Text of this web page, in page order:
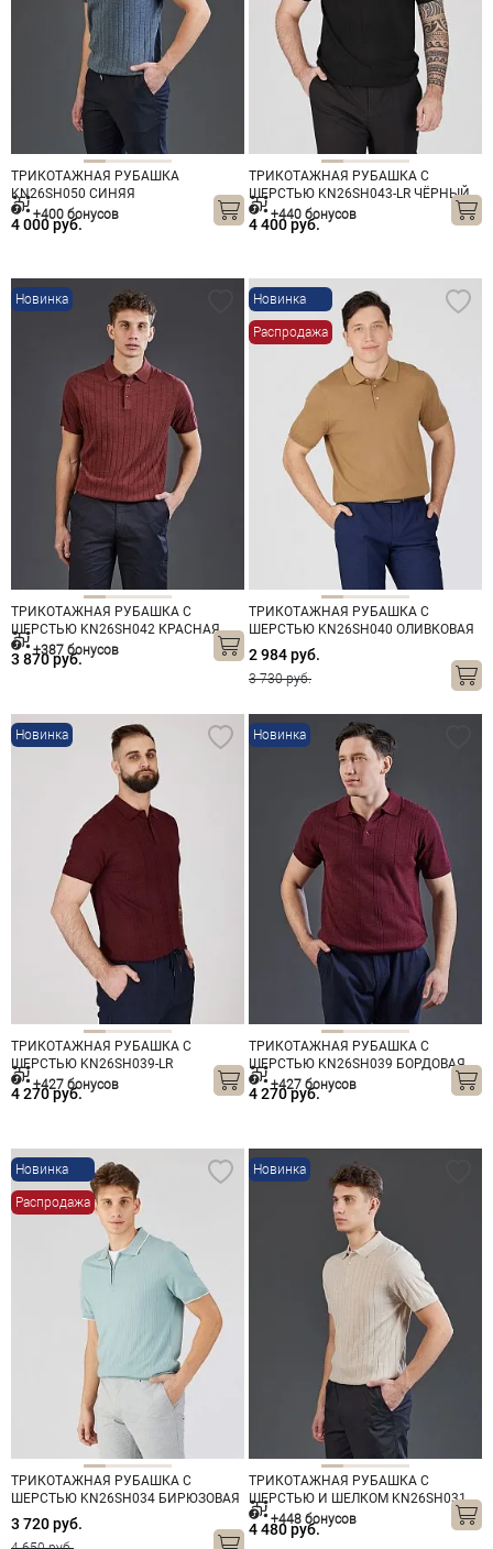
ТРИКОТАЖНАЯ РУБАШКА
KN26SH050 СИНЯЯ
4 000 руб.
+400 бонусов
ТРИКОТАЖНАЯ РУБАШКА С
ШЕРСТЬЮ KN26SH043-LR ЧЁРНЫЙ
4 400 руб.
+440 бонусов
Новинка
ТРИКОТАЖНАЯ РУБАШКА С
ШЕРСТЬЮ KN26SH042 КРАСНАЯ
3 870 руб.
+387 бонусов
Новинка
Распродажа
ТРИКОТАЖНАЯ РУБАШКА С
ШЕРСТЬЮ KN26SH040 ОЛИВКОВАЯ
2 984 руб.
3 730 руб.
Новинка
ТРИКОТАЖНАЯ РУБАШКА С
ШЕРСТЬЮ KN26SH039-LR
БОРДОВАЯ
4 270 руб.
+427 бонусов
Новинка
ТРИКОТАЖНАЯ РУБАШКА С
ШЕРСТЬЮ KN26SH039 БОРДОВАЯ
4 270 руб.
+427 бонусов
Новинка
Распродажа
ТРИКОТАЖНАЯ РУБАШКА С
ШЕРСТЬЮ KN26SH034 БИРЮЗОВАЯ
3 720 руб.
Новинка
ТРИКОТАЖНАЯ РУБАШКА С
ШЕРСТЬЮ И ШЕЛКОМ KN26SH031
БЕЖЕВАЯ
4 480 руб.
+448 бонусов